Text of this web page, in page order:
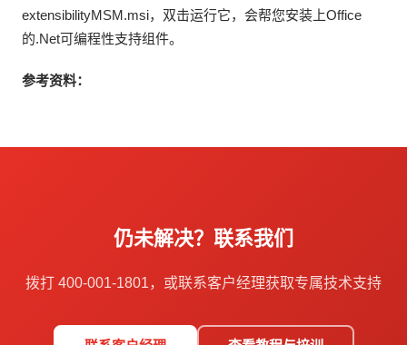
extensibilityMSM.msi，双击运行它，会帮您安装上Office
的.Net可编程性支持组件。
参考资料：
仍未解决？联系我们
拨打 400-001-1801，或联系客户经理获取专属技术支持